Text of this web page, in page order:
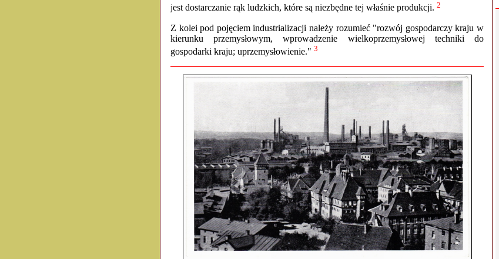
jest dostarczanie rąk ludzkich, które są niezbędne tej właśnie produkcji. 2
Z kolei pod pojęciem industrializacji należy rozumieć "rozwój gospodarczy kraju w
kierunku przemysłowym, wprowadzenie wielkoprzemysłowej techniki do
gospodarki kraju; uprzemysłowienie." 3